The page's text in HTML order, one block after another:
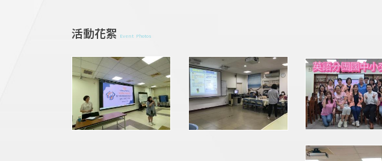
活動花絮 Event Photos